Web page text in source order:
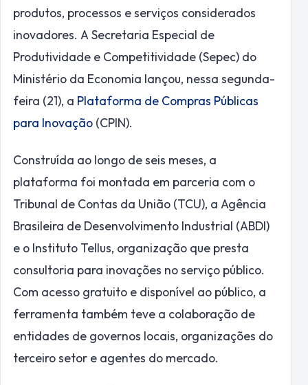
produtos, processos e serviços considerados
inovadores. A Secretaria Especial de
Produtividade e Competitividade (Sepec) do
Ministério da Economia lançou, nessa segunda-
feira (21), a Plataforma de Compras Públicas
para Inovação (CPIN).
Construída ao longo de seis meses, a
plataforma foi montada em parceria com o
Tribunal de Contas da União (TCU), a Agência
Brasileira de Desenvolvimento Industrial (ABDI)
e o Instituto Tellus, organização que presta
consultoria para inovações no serviço público.
Com acesso gratuito e disponível ao público, a
ferramenta também teve a colaboração de
entidades de governos locais, organizações do
terceiro setor e agentes do mercado.